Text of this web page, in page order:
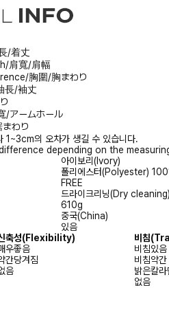
/着丈
肩寬/肩幅
胸圍/胸まわり
長/袖丈
/アームホール
わり
1~3cm의 오차가 생길 수 있습니다.
depending on the
아이보리(Ivory)
폴리에스터(Polyester)
FREE
드라이크리닝(Dry cleaning)
610g
중국(China)
있음
축성(Flexibility) 비침
우좋음 비침있음
간당겨짐 비침약간
음 밝은칼라
없음